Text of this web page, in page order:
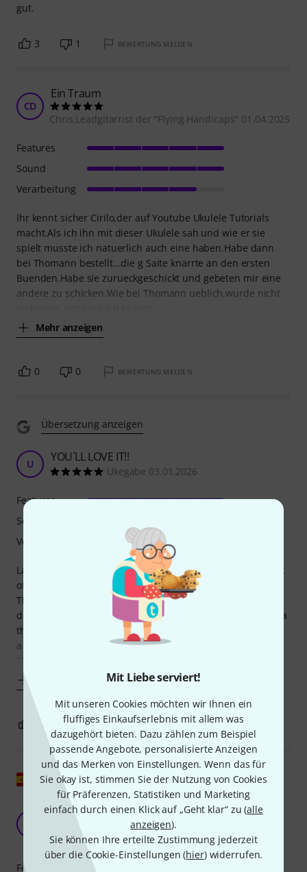
Mit Liebe serviert!
Mit unseren Cookies möchten wir Ihnen ein
fluffiges Einkaufserlebnis mit allem was
dazugehört bieten. Dazu zählen zum Beispiel
passende Angebote, personalisierte Anzeigen
und das Merken von Einstellungen. Wenn das für
Sie okay ist, stimmen Sie der Nutzung von Cookies
für Präferenzen, Statistiken und Marketing
einfach durch einen Klick auf „Geht klar“ zu (alle
anzeigen).
Sie können Ihre erteilte Zustimmung jederzeit
über die Cookie-Einstellungen (hier) widerrufen.
gut.
3 1 BEWERTUNG MELDEN
CD
Ein Traum
Chris,Leadgitarrist der "Flying Handicaps" 01.04.2025
Ihr kennt sicher Cirilo,der auf Youtube Ukulele Tutorials
macht.Als ich ihn mit dieser Ukulele sah und wie er sie
spielt musste ich natuerlich auch eine haben.Habe dann
bei Thomann bestellt...die g Saite knarrte an den ersten
Buenden.Habe sie zurueckgeschickt und gebeten mir eine
andere zu schicken.Wie bei Thomann ueblich,wurde nicht
Mehr anzeigen
Features
Sound
Verarbeitung
0 0 BEWERTUNG MELDEN
Übersetzung anzeigen
U YOU´LL LOVE IT!!
Ukegabe 03.01.2026
Last week I got my new Kala KA-ASZCT-ST, and after a week
of intense playing, this is my review,
The shipment: I got my Uke two days before expected,
despite being Xmas season. It came perfectly protected in a
thick cardboard package and inside its case, which is more
a semi rigid case rather than a soft one as described in the
Features
Sound
Verarbeitung
0 BEWERTUNG MELDEN
Original zeigen
Die am besten klingende Ukulele, die ich je
gehört habe
juarodmo 30.03.2021
Features